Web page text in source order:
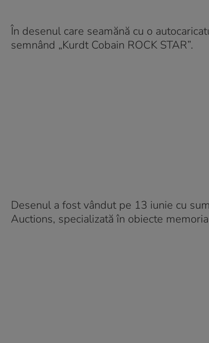
În desenul care seamănă cu o
semnând „Kurdt Cobain ROCK STAR”.
Desenul a fost vândut pe 13 iunie cu
Auctions, specializată în obiecte